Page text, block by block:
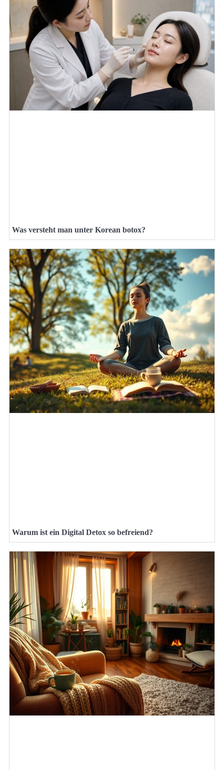
Was versteht man unter Korean botox?
Warum ist ein Digital Detox so befreiend?